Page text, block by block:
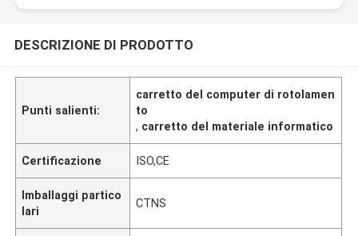
DESCRIZIONE DI PRODOTTO
Punti salienti:
carretto del computer di rotolamen
to
, carretto del materiale informatico
Certificazione ISO,CE
Imballaggi partico
lari
CTNS